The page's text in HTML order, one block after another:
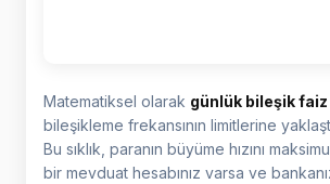
Matematiksel olarak günlük bileşik
bileşikleme frekansının limitlerine
Bu sıklık, paranın büyüme hızını
bir mevduat hesabınız varsa ve